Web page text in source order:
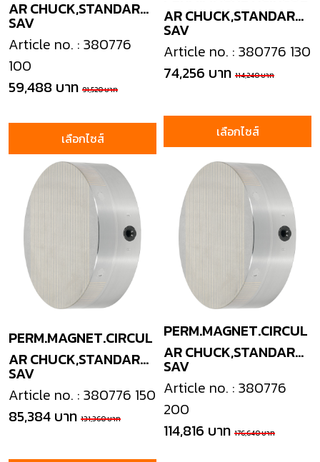
SAV
AR CHUCK,STANDARD
POLE
Article no. : 380776
100
59,488 บาท 91,520 บาท
เลือกไซส์
SAV
AR CHUCK,STANDARD
POLE
Article no. : 380776 130
74,256 บาท 114,240 บาท
เลือกไซส์
SAV
PERM.MAGNET.CIRCUL
AR CHUCK,STANDARD
POLE
Article no. : 380776 150
85,384 บาท 131,360 บาท
SAV
PERM.MAGNET.CIRCUL
AR CHUCK,STANDARD
POLE
Article no. : 380776
200
114,816 บาท 176,640 บาท